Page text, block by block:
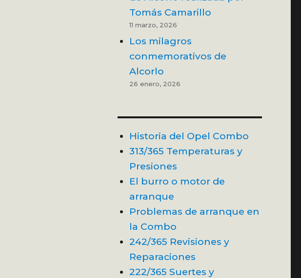
Tomás Camarillo
11 marzo, 2026
Los milagros
conmemorativos de
Alcorlo
26 enero, 2026
Historia del Opel Combo
313/365 Temperaturas y
Presiones
El burro o motor de
arranque
Problemas de arranque en
la Combo
242/365 Revisiones y
Reparaciones
222/365 Suertes y